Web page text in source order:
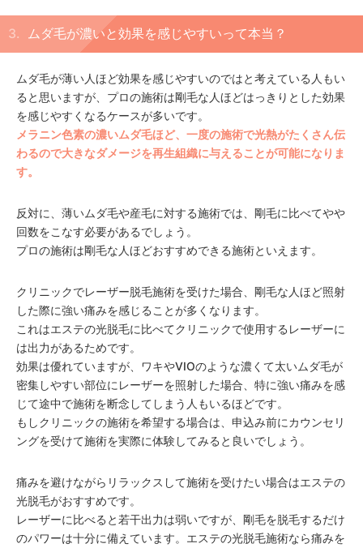
ムダ毛が濃いと効果を感じやすいって本当？
ムダ毛が薄い人ほど効果を感じやすいのではと考えている人もい
ると思いますが、プロの施術は剛毛な人ほどはっきりとした効果
を感じやすくなるケースが多いです。
メラニン色素の濃いムダ毛ほど、一度の施術で光熱がたくさん伝
わるので大きなダメージを再生組織に与えることが可能になりま
す。
反対に、薄いムダ毛や産毛に対する施術では、剛毛に比べてやや
回数をこなす必要があるでしょう。
プロの施術は剛毛な人ほどおすすめできる施術といえます。
クリニックでレーザー脱毛施術を受けた場合、剛毛な人ほど照射
した際に強い痛みを感じることが多くなります。
これはエステの光脱毛に比べてクリニックで使用するレーザーに
は出力があるためです。
効果は優れていますが、ワキやVIOのような濃くて太いムダ毛が
密集しやすい部位にレーザーを照射した場合、特に強い痛みを感
じて途中で施術を断念してしまう人もいるほどです。
もしクリニックの施術を希望する場合は、申込み前にカウンセリ
ングを受けて施術を実際に体験してみると良いでしょう。
痛みを避けながらリラックスして施術を受けたい場合はエステの
光脱毛がおすすめです。
レーザーに比べると若干出力は弱いですが、剛毛を脱毛するだけ
のパワーは十分に備えています。エステの光脱毛施術なら痛みを